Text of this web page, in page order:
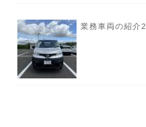
業務車両の紹